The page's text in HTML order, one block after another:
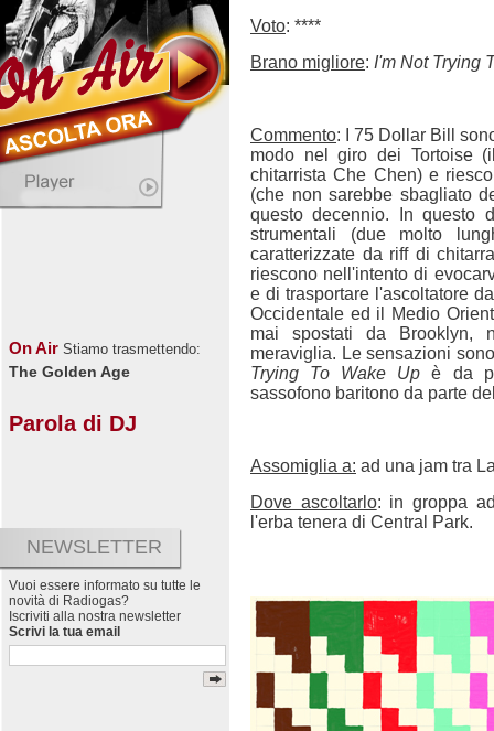
On Air Stiamo trasmettendo:
The Golden Age
Parola di DJ
NEWSLETTER
Vuoi essere informato su tutte le
novità di Radiogas?
Iscriviti alla nostra newsletter
Scrivi la tua email
Voto: ****
Brano migliore: I'm Not Trying
Commento: I 75 Dollar Bill
modo nel giro dei Tortoise
chitarrista Che Chen) e
(che non sarebbe sbagliato
questo decennio. In questo
strumentali (due molto
caratterizzate da riff di
riescono nell'intento di
e di trasportare l'ascoltatore
Occidentale ed il Medio
mai spostati da Brooklyn,
meraviglia. Le sensazioni
Trying To Wake Up è da
sassofono baritono da parte
Assomiglia a: ad una jam tra
Dove ascoltarlo: in groppa
l'erba tenera di Central Park.